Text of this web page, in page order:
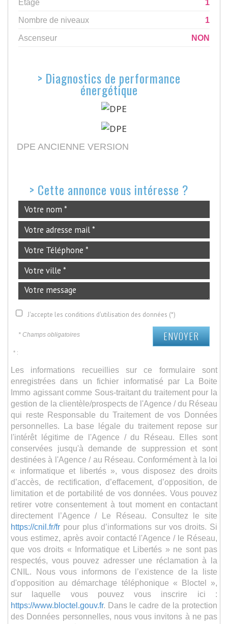
Etage
1
Nombre de niveaux
1
Ascenseur
NON
> Diagnostics de performance
énergétique
DPE ANCIENNE VERSION
> Cette annonce vous intéresse ?
J'accepte les conditions d'utilisation des données (*)
* Champs obligatoires ENVOYER
* :
Les informations recueillies sur ce formulaire sont
enregistrées dans un fichier informatisé par La Boite
Immo agissant comme Sous-traitant du traitement pour la
gestion de la clientèle/prospects de l'Agence / du Réseau
qui reste Responsable du Traitement de vos Données
personnelles. La base légale du traitement repose sur
l'intérêt légitime de l'Agence / du Réseau. Elles sont
conservées jusqu'à demande de suppression et sont
destinées à l'Agence / au Réseau. Conformément à la loi
« informatique et libertés », vous disposez des droits
d’accès, de rectification, d’effacement, d’opposition, de
limitation et de portabilité de vos données. Vous pouvez
retirer votre consentement à tout moment en contactant
directement l’Agence / Le Réseau. Consultez le site
https://cnil.fr/fr pour plus d’informations sur vos droits. Si
vous estimez, après avoir contacté l'Agence / le Réseau,
que vos droits « Informatique et Libertés » ne sont pas
respectés, vous pouvez adresser une réclamation à la
CNIL. Nous vous informons de l’existence de la liste
d'opposition au démarchage téléphonique « Bloctel »,
sur laquelle vous pouvez vous inscrire ici :
https://www.bloctel.gouv.fr. Dans le cadre de la protection
des Données personnelles, nous vous invitons à ne pas